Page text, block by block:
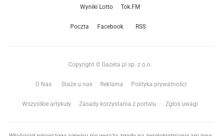
Wyniki Lotto Tok.FM
Poczta Facebook RSS
Copyright © Gazeta.pl sp. z o.o.
O Nas Staże u nas Reklama Polityka prywatności
Wszystkie artykuły Zasady korzystania z portalu Zgłoś uwagi